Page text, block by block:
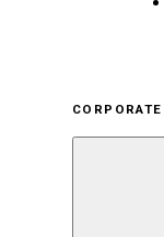
CORPORATE